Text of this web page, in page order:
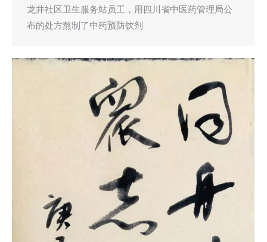
龙井社区卫生服务站员工，用四川省中医药管理局公
布的处方熬制了中药预防饮剂